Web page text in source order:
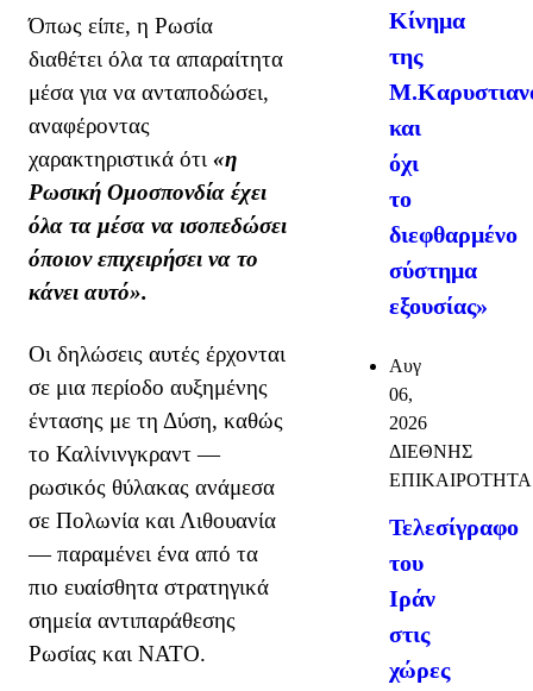
Όπως είπε, η Ρωσία
διαθέτει όλα τα απαραίτητα
μέσα για να ανταποδώσει,
αναφέροντας
χαρακτηριστικά ότι «η
Ρωσική Ομοσπονδία έχει
όλα τα μέσα να ισοπεδώσει
όποιον επιχειρήσει να το
κάνει αυτό».
Οι δηλώσεις αυτές έρχονται
σε μια περίοδο αυξημένης
έντασης με τη Δύση, καθώς
το Καλίνινγκραντ —
ρωσικός θύλακας ανάμεσα
σε Πολωνία και Λιθουανία
— παραμένει ένα από τα
πιο ευαίσθητα στρατηγικά
σημεία αντιπαράθεσης
Ρωσίας και ΝΑΤΟ.
Κίνημα
της
και
όχι
το
διεφθαρμένο
σύστημα
εξουσίας»
Αυγ
06,
2026
ΔΙΕΘΝΗΣ
ΕΠΙΚΑΙΡΟΤΗΤΑ
Τελεσίγραφο
του
Ιράν
στις
χώρες